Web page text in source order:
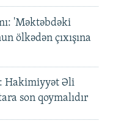
'Məktəbdəki
ölkədən çıxışına
Hakimiyyət Əli
son qoymalıdır